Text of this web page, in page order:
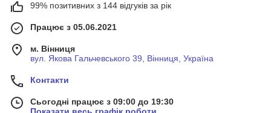
99% позитивних з 144 відгуків за рік
Працює з 05.06.2021
м. Вінниця
вул. Якова Гальчевського 39, Вінниця, Україна
Контакти
Сьогодні працює з 09:00 до 19:30